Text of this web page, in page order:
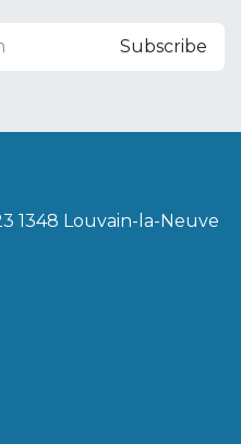
Subscribe
1348 Louvain-la-Neuve